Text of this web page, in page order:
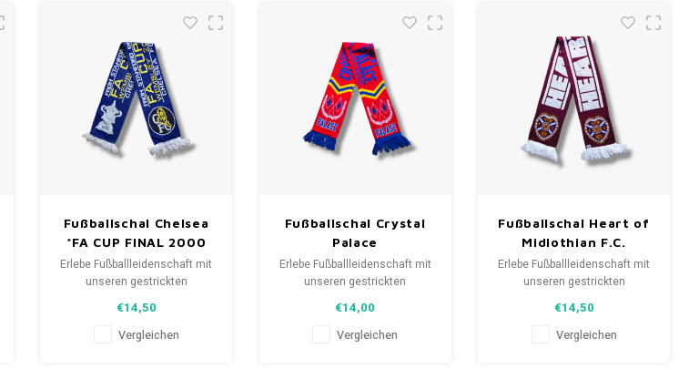
Deine Quelle für einzigartige
Deine Quelle für einzigartige
Deine Quelle für einzigartige
Fanschals!
Fußballschal Chelsea
*FA CUP FINAL 2000
Erlebe Fußballleidenschaft mit
unseren gestrickten
bis Spielernamen, jedes
erzählt eine Geschichte.
€14,50
Vergleichen
Fußballschal Crystal
Palace
Erlebe Fußballleidenschaft mit
unseren gestrickten
bis Spielernamen, jedes
erzählt eine Geschichte.
€14,00
Vergleichen
Fußballschal Heart of
Midlothian F.C.
Erlebe Fußballleidenschaft mit
unseren gestrickten
bis Spielernamen, jedes
erzählt eine Geschichte.
€14,50
Vergleichen